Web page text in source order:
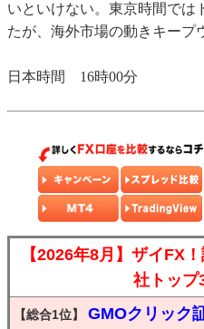
いといけない。東京時間では
たが、海外市場の動きキープ
日本時間 16時00分
【2026年8月】ザイFX
社トップ
【総合1位】 GMOクリック